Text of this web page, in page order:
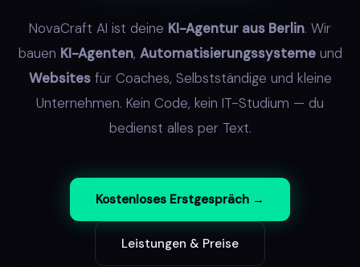
NovaCraft AI ist deine KI-Agentur aus Berlin. Wir
bauen KI-Agenten, Automatisierungssystemeund
Websitesfür Coaches, Selbstständige und kleine
Unternehmen. Kein Code, kein IT-Studium — du
bedienst alles per Text.
Kostenloses Erstgespräch →
Leistungen & Preise